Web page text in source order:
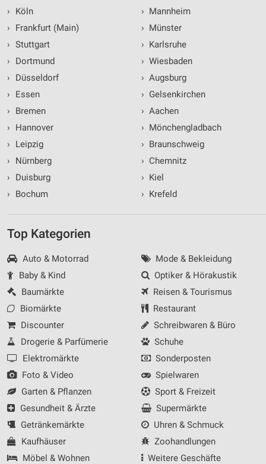
›
Köln
›
Frankfurt (Main)
› Stuttgart
›
Dortmund
›
Düsseldorf
›
Essen
›
Bremen
›
Hannover
›
Leipzig
›
Nürnberg
›
Duisburg
›
Bochum
› Mannheim
› Münster
› Karlsruhe
› Wiesbaden
› Augsburg
› Gelsenkirchen
› Aachen
› Mönchengladbach
› Braunschweig
› Chemnitz
› Kiel
› Krefeld
Top Kategorien
Auto & Motorrad
Baby & Kind
Baumärkte
Biomärkte
Discounter
Drogerie & Parfümerie
Elektromärkte
Foto & Video
Garten & Pflanzen
Gesundheit & Ärzte
Getränkemärkte
Kaufhäuser
Möbel & Wohnen
Mode & Bekleidung
Optiker & Hörakustik
Reisen & Tourismus
Restaurant
Schreibwaren & Büro
Schuhe
Sonderposten
Spielwaren
Sport & Freizeit
Supermärkte
Uhren & Schmuck
Zoohandlungen
Weitere Geschäfte